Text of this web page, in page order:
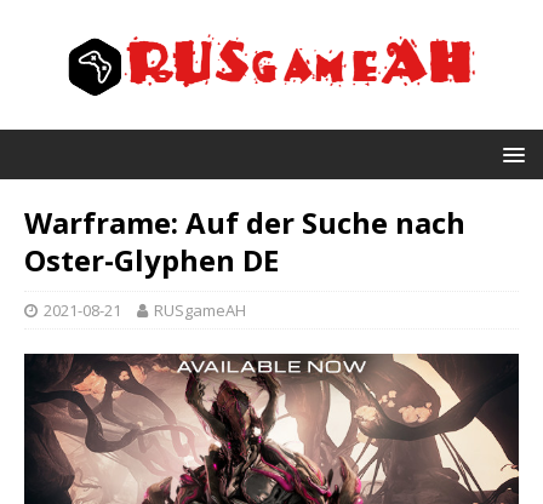
Warframe: Auf der Suche nach
Oster-Glyphen DE
2021-08-21 RUSgameAH